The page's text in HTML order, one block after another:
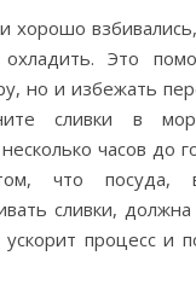
хорошо
охладить. Это
но и избежать
сливки в
часов до
что посуда,
сливки,
процесс и